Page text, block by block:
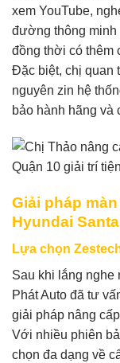
xem YouTube,
đường thông minh
đồng thời có thêm
Đặc biệt, chị quan
nguyên zin hệ
bảo hành hãng và
Giải pháp
Hyundai
Lựa chọn
Sau khi lắng nghe
Phát Auto đã tư
giải pháp nâng
Với nhiều phiên
chọn đa dạng về